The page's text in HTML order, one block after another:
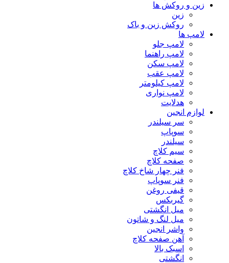
زین و روکش ها
زین
روکش زین و باک
لامپ ها
لامپ جلو
لامپ راهنما
لامپ سکن
لامپ عقب
لامپ کیلومتر
لامپ نواری
هدلایت
لوازم انجین
سر سیلندر
سوپاپ
سیلندر
سیم کلاچ
صفحه کلاچ
فنر چهار شاخ کلاچ
فنر سوپاپ
قیفی روغن
گیربکس
میل انگشتی
میل لنگ و شاتون
واشر انجین
آهن صفحه کلاچ
اسبک بالا
انگشتی